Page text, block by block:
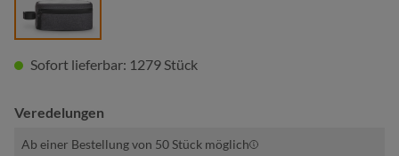
Sofort lieferbar: 1279 Stück
Veredelungen
Ab einer Bestellung von 50 Stück möglich